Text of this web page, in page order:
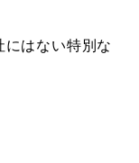
はない特別な